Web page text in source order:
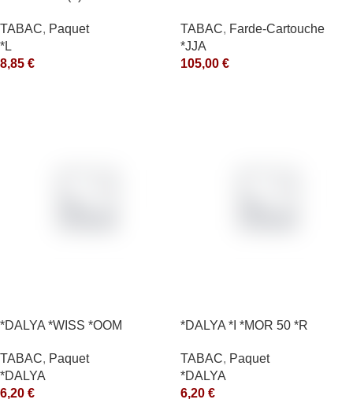
TABAC, Paquet
*L
8,85 €
TABAC, Farde-Cartouche
*JJA
105,00 €
*DALYA *WISS *OOM
TABAC, Paquet
*DALYA
6,20 €
*DALYA *I *MOR 50 *R
TABAC, Paquet
*DALYA
6,20 €